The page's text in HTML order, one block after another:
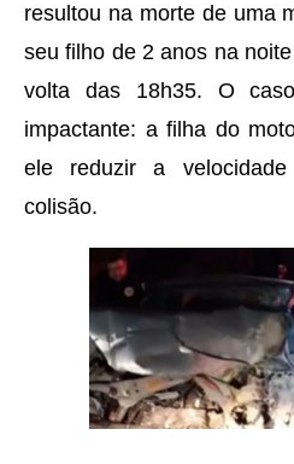
resultou na morte de uma
seu filho de 2 anos na
volta das 18h35. O
impactante: a filha do
ele reduzir a
colisão.